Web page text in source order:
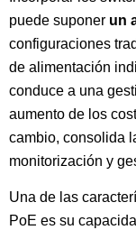
puede suponer un
configuraciones
de alimentación
conduce a una
aumento de los
cambio, consolida
monitorización y
Una de las
PoE es su